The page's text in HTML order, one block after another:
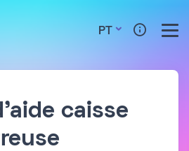
PT
caisse